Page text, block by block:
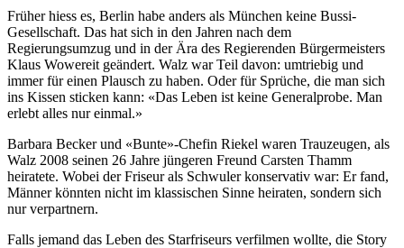
Früher hiess es, Berlin habe anders als München keine Bussi-
Gesellschaft. Das hat sich in den Jahren nach dem
Regierungsumzug und in der Ära des Regierenden Bürgermeisters
Klaus Wowereit geändert. Walz war Teil davon: umtriebig und
immer für einen Plausch zu haben. Oder für Sprüche, die man sich
ins Kissen sticken kann: «Das Leben ist keine Generalprobe. Man
erlebt alles nur einmal.»
Barbara Becker und «Bunte»-Chefin Riekel waren Trauzeugen, als
Walz 2008 seinen 26 Jahre jüngeren Freund Carsten Thamm
heiratete. Wobei der Friseur als Schwuler konservativ war: Er fand,
Männer könnten nicht im klassischen Sinne heiraten, sondern sich
nur verpartnern.
Falls jemand das Leben des Starfriseurs verfilmen wollte, die Story